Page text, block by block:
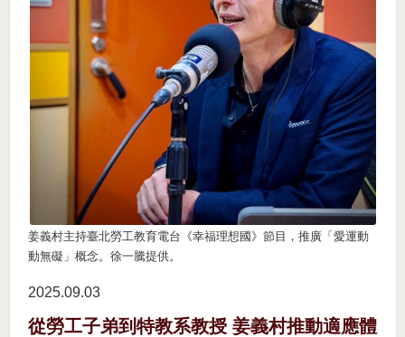
姜義村主持臺北勞工教育電台《幸福理想國》節目，推廣「愛運動
動無礙」概念。徐一騰提供。
2025.09 03
從勞工子弟到特教系教授 姜義村推動適應體